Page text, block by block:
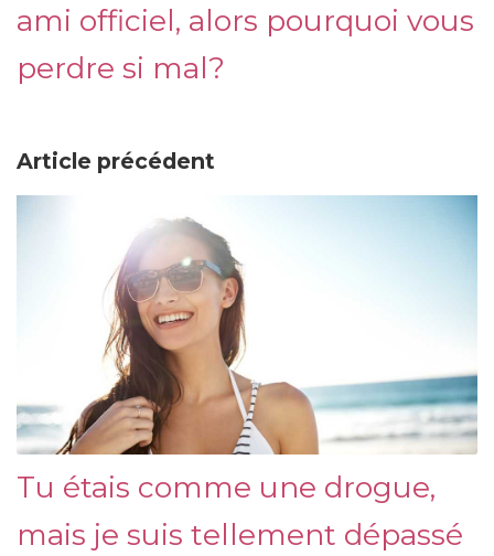
ami officiel, alors pourquoi vous
perdre si mal?
Article précédent
Tu étais comme une drogue,
mais je suis tellement dépassé